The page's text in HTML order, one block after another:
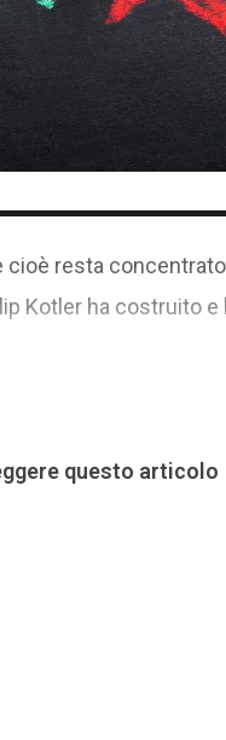
cioè resta
Kotler ha costruito
questo articolo